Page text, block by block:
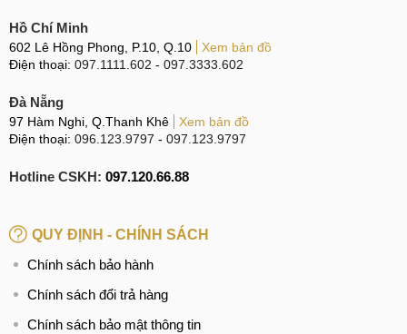
CN 5:602 Lê Hồng Phong, Quận 10
Hotline:097.3333.602
Tại Đà Nẵng
CN 6:97 Hàm Nghi, Q.Thanh Khê
Hotline:097.123.9797
Samsung Galaxy A02 bị lỗi loa
thay loa trong Samsung Galaxy A02 giá rẻ
Thay loa ngoài Samsung Galaxy A02 ở đâu
Hồ Chí Minh
602 Lê Hồng Phong, P.10, Q.10
Xem bản đồ
Điện thoại: 097.1111.602 - 097.3333.602
Đà Nẵng
97 Hàm Nghi, Q.Thanh Khê
Xem bản đồ
Điện thoại: 096.123.9797 - 097.123.9797
Hotline CSKH: 097.120.66.88
QUY ĐỊNH - CHÍNH SÁCH
Chính sách bảo hành
Chính sách đổi trả hàng
Chính sách bảo mật thông tin